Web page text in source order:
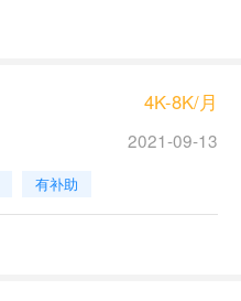
4K-8K/月
2021-09-13
有补助